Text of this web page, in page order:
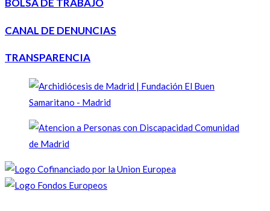
BOLSA DE TRABAJO
CANAL DE DENUNCIAS
TRANSPARENCIA